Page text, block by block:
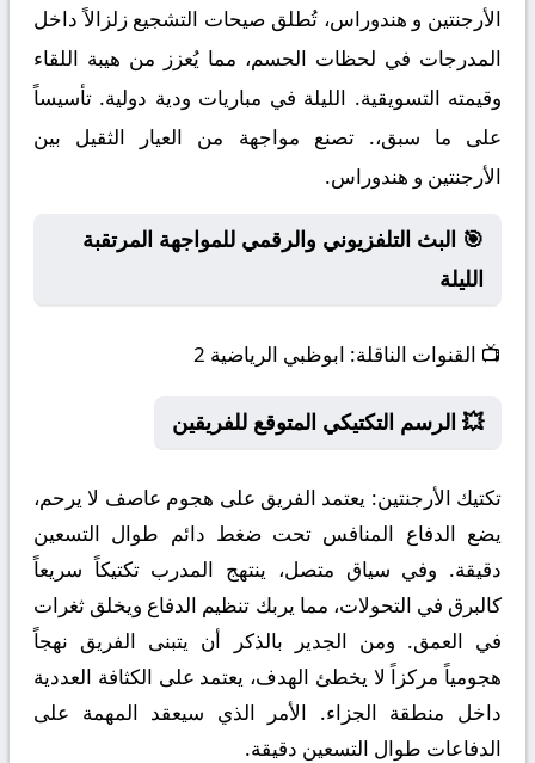
الأرجنتين و هندوراس، تُطلق صيحات التشجيع زلزالاً داخل
المدرجات في لحظات الحسم، مما يُعزز من هيبة اللقاء
وقيمته التسويقية. الليلة في مباريات ودية دولية. تأسيساً
على ما سبق،. تصنع مواجهة من العيار الثقيل بين
الأرجنتين و هندوراس.
🎯 البث التلفزيوني والرقمي للمواجهة المرتقبة
الليلة
📺 القنوات الناقلة: ابوظبي الرياضية 2
💥 الرسم التكتيكي المتوقع للفريقين
تكتيك الأرجنتين: يعتمد الفريق على هجوم عاصف لا يرحم،
يضع الدفاع المنافس تحت ضغط دائم طوال التسعين
دقيقة. وفي سياق متصل، ينتهج المدرب تكتيكاً سريعاً
كالبرق في التحولات، مما يربك تنظيم الدفاع ويخلق ثغرات
في العمق. ومن الجدير بالذكر أن يتبنى الفريق نهجاً
هجومياً مركزاً لا يخطئ الهدف، يعتمد على الكثافة العددية
داخل منطقة الجزاء. الأمر الذي سيعقد المهمة على
الدفاعات طوال التسعين دقيقة.